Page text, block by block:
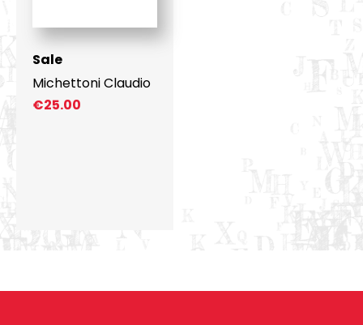
Sale
Michettoni Claudio
€25.00